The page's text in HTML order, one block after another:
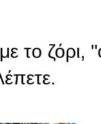
το ζόρι,